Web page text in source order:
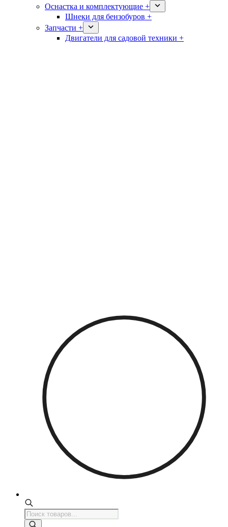
Оснастка и комплектующие +
Шнеки для бензобуров +
Запчасти +
Двигатели для садовой техники +
Поиск
товаров